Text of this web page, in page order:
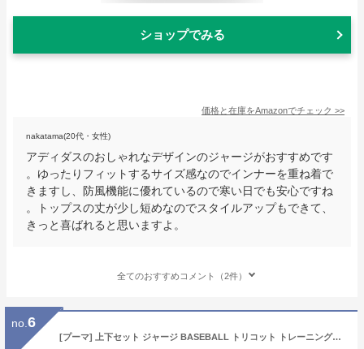
ショップでみる
価格と在庫をAmazonでチェック >>
nakatama(20代・女性)
アディダスのおしゃれなデザインのジャージがおすすめです
。ゆったりフィットするサイズ感なのでインナーを重ね着で
きますし、防風機能に優れているので寒い日でも安心ですね
。トップスの丈が少し短めなのでスタイルアップもできて、
きっと喜ばれると思いますよ。
全てのおすすめコメント（2件）
no. 6
[プーマ] 上下セット ジャージ BASEBALL トリコット トレーニングスーツ 679695 レディース 23年秋冬カラー ホワイト(02) M